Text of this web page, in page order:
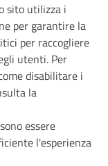
sito utilizza i
per garantire la
per raccogliere
utenti. Per
disabilitare i
la
essere
l'esperienza